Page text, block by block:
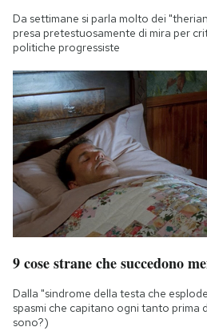
Da settimane si parla molto dei
presa pretestuosamente di mira per
politiche progressiste
9 cose strane che succedono
Dalla "sindrome della testa che
spasmi che capitano ogni tanto prima
sono?)